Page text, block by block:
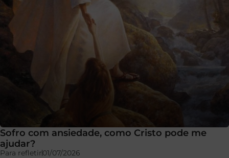
Sofro com ansiedade, como Cristo pode me
ajudar?
Para refletir01/07/2026